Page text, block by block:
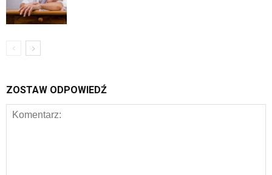
ZOSTAW ODPOWIEDŹ